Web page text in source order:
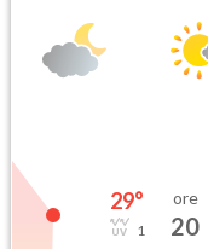
Orario inizio
29°
1
ore
20